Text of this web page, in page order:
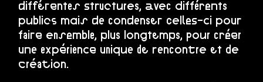
différentes structures, avec différents
publics mais de condenser celles-ci pour
faire ensemble, plus longtemps, pour créer
une expérience unique de rencontre et de
création.